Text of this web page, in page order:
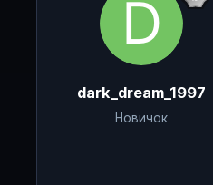
dark_dream_1997
Новичок